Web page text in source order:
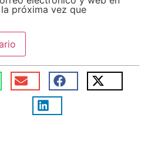
próxima vez que